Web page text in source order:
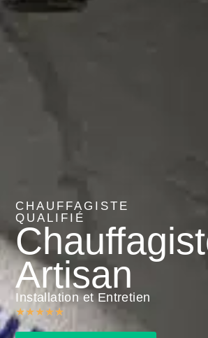
CHAUFFAGISTE
QUALIFIÉ
Artisan
Installation et Entretien
★★★★★